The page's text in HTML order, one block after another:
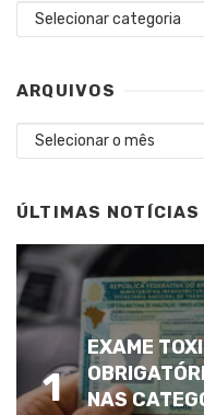
Categorias
ARQUIVOS
Arquivos
ÚLTIMAS NOTÍCIAS
1
EXAME
NAS